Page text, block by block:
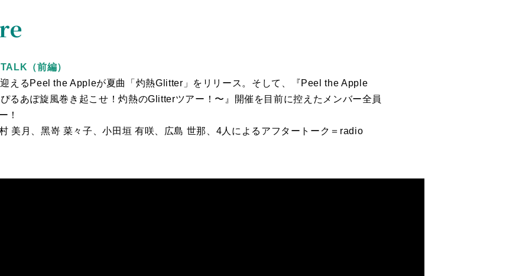
（前編）
えるPeel the Appleが夏曲「灼熱Glitter」をリリース。そして、『Peel the Apple
るあぽ旋風巻き起こせ！灼熱のGlitterツアー！〜』開催を目前に控えたメンバー全員
！
美⽉、⿊嵜 菜々⼦、⼩⽥垣 有咲、広島 世那、4人によるアフタートーク＝radio